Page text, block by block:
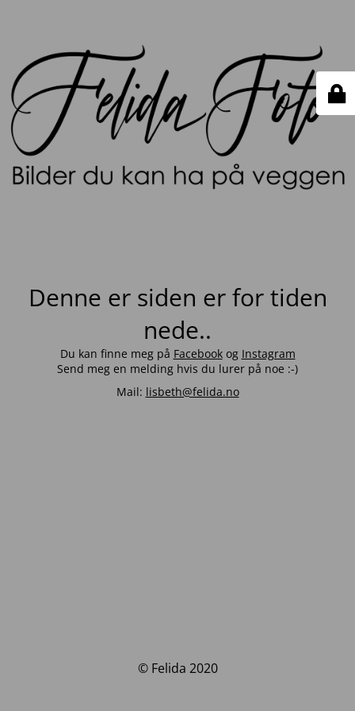
Denne er siden er for tiden
nede..
Du kan finne meg på Facebookog Instagram
Send meg en melding hvis du lurer på noe :-)
Mail: lisbeth@felida.no
© Felida 2020